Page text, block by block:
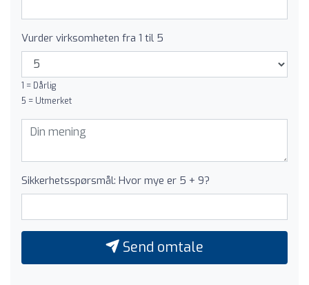
Vurder virksomheten fra 1 til 5
1 = Dårlig
5 = Utmerket
Sikkerhetsspørsmål: Hvor mye er 5 + 9?
Send omtale